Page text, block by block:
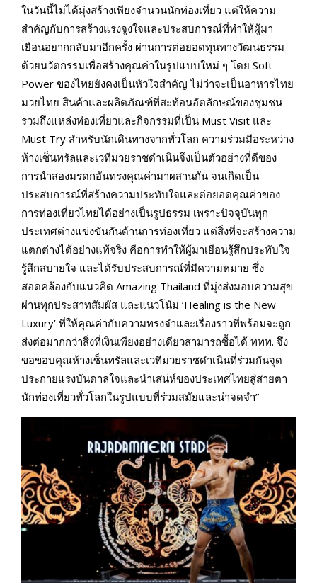
ในวันนี้ไม่ได้มุ่งสร้างเพียงจำนวนนักท่องเที่ยว แต่ให้ความ
สำคัญกับการสร้างแรงจูงใจและประสบการณ์ที่ทำให้ผู้มา
เยือนอยากกลับมาอีกครั้ง ผ่านการต่อยอดทุนทางวัฒนธรรม
ด้วยนวัตกรรมเพื่อสร้างคุณค่าในรูปแบบใหม่ ๆ โดย Soft
Power ของไทยยังคงเป็นหัวใจสำคัญ ไม่ว่าจะเป็นอาหารไทย
มวยไทย สินค้าและผลิตภัณฑ์ที่สะท้อนอัตลักษณ์ของชุมชน
รวมถึงแหล่งท่องเที่ยวและกิจกรรมที่เป็น Must Visit และ
Must Try สำหรับนักเดินทางจากทั่วโลก ความร่วมมือระหว่าง
ห้างเซ็นทรัลและเวทีมวยราชดำเนินจึงเป็นตัวอย่างที่ดีของ
การนำสองมรดกอันทรงคุณค่ามาผสานกัน จนเกิดเป็น
ประสบการณ์ที่สร้างความประทับใจและต่อยอดคุณค่าของ
การท่องเที่ยวไทยได้อย่างเป็นรูปธรรม เพราะปัจจุบันทุก
ประเทศต่างแข่งขันกันด้านการท่องเที่ยว แต่สิ่งที่จะสร้างความ
แตกต่างได้อย่างแท้จริง คือการทำให้ผู้มาเยือนรู้สึกประทับใจ
รู้สึกสบายใจ และได้รับประสบการณ์ที่มีความหมาย ซึ่ง
สอดคล้องกับแนวคิด Amazing Thailand ที่มุ่งส่งมอบความสุข
ผ่านทุกประสาทสัมผัส และแนวโน้ม ‘Healing is the New
Luxury’ ที่ให้คุณค่ากับความทรงจำและเรื่องราวที่พร้อมจะถูก
ส่งต่อมากกว่าสิ่งที่เงินเพียงอย่างเดียวสามารถซื้อได้ ททท. จึง
ขอขอบคุณห้างเซ็นทรัลและเวทีมวยราชดำเนินที่ร่วมกันจุด
ประกายแรงบันดาลใจและนำเสน่ห์ของประเทศไทยสู่สายตา
นักท่องเที่ยวทั่วโลกในรูปแบบที่ร่วมสมัยและน่าจดจำ”